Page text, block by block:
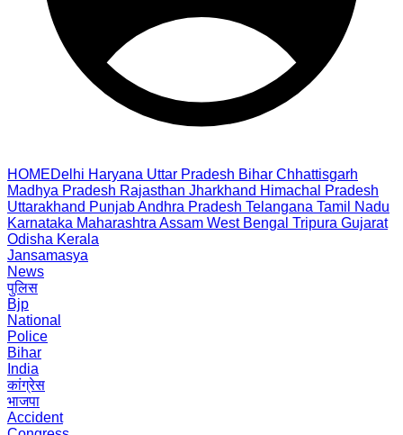
HOMEDelhi Haryana Uttar Pradesh Bihar Chhattisgarh
Madhya Pradesh Rajasthan Jharkhand Himachal Pradesh
Uttarakhand PunjabAndhra Pradesh Telangana Tamil Nadu
Karnataka Maharashtra Assam West Bengal Tripura Gujarat
Odisha Kerala
Jansamasya
News
पुलिस
Bjp
National
Police
Bihar
India
कांग्रेस
भाजपा
Accident